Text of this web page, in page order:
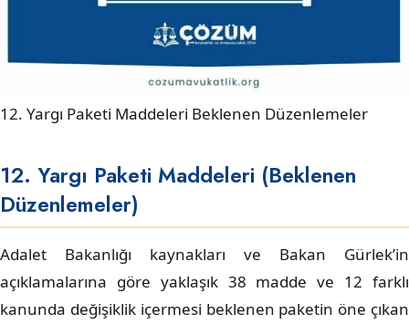
12. Yargı Paketi Maddeleri Beklenen Düzenlemeler
12. Yargı Paketi Maddeleri (Beklenen
Düzenlemeler)
Adalet Bakanlığı kaynakları ve Bakan Gürlek’in
açıklamalarına göre yaklaşık 38 madde ve 12 farklı
kanunda değişiklik içermesi beklenen paketin öne çıkan